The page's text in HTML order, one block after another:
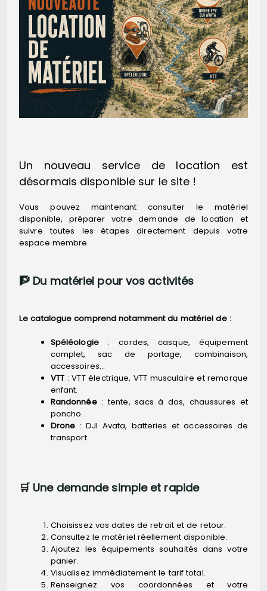
Un nouveau service de location est
désormais disponible sur le site !
Vous pouvez maintenant consulter le matériel
disponible, préparer votre demande de location et
suivre toutes les étapes directement depuis votre
espace membre.
🧗 Du matériel pour vos activités
Le catalogue comprend notamment du matériel de :
Spéléologie: cordes, casque, équipement
complet, sac de portage, combinaison,
accessoires…
VTT : VTT électrique, VTT musculaire et remorque
enfant.
Randonnée: tente, sacs à dos, chaussures et
poncho.
Drone : DJI Avata, batteries et accessoires de
transport.
🛒 Une demande simple et rapide
Choisissez vos dates de retrait et de retour.
Consultez le matériel réellement disponible.
Ajoutez les équipements souhaités dans votre
panier.
Visualisez immédiatement le tarif total.
Renseignez vos coordonnées et votre